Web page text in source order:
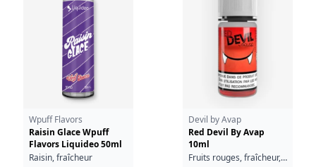
Wpuff Flavors
Raisin Glace Wpuff
Flavors Liquideo 50ml
Raisin, fraîcheur
Devil by Avap
Red Devil By Avap
10ml
Fruits rouges, fraîcheur, absinthe, réglisse